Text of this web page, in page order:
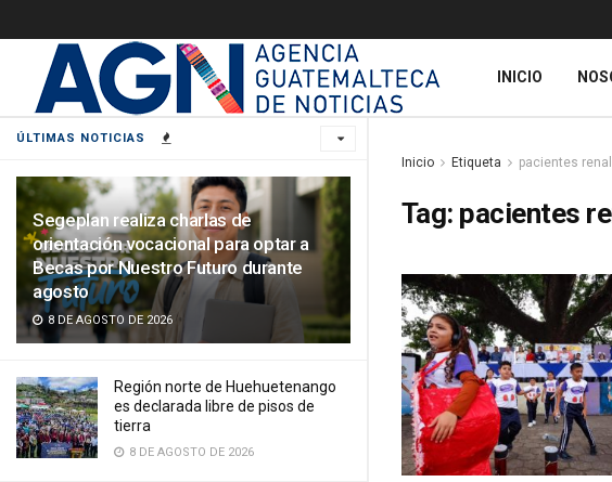
ÚLTIMAS NOTICIAS
Segeplan realiza charlas de
orientación vocacional para optar a
Becas por Nuestro Futuro durante
agosto
8 DE AGOSTO DE 2026
Región norte de Huehuetenango
es declarada libre de pisos de
tierra
8 DE AGOSTO DE 2026
INICIO
Inicio Etiqueta pacientes
Tag: pacientes